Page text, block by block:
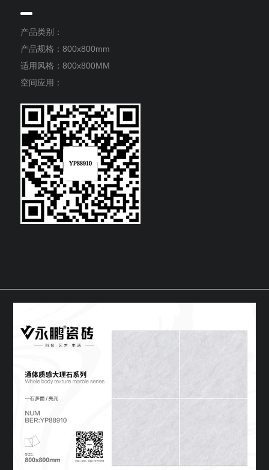
产品类别：
产品规格：800x800mm
适用风格：800x800MM
空间应用：